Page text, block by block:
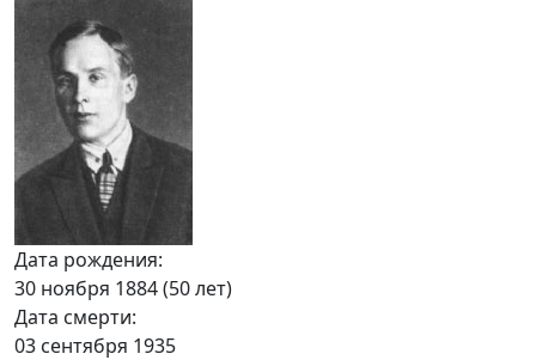
Дата рождения:
30 ноября 1884 (50 лет)
Дата смерти:
03 сентября 1935